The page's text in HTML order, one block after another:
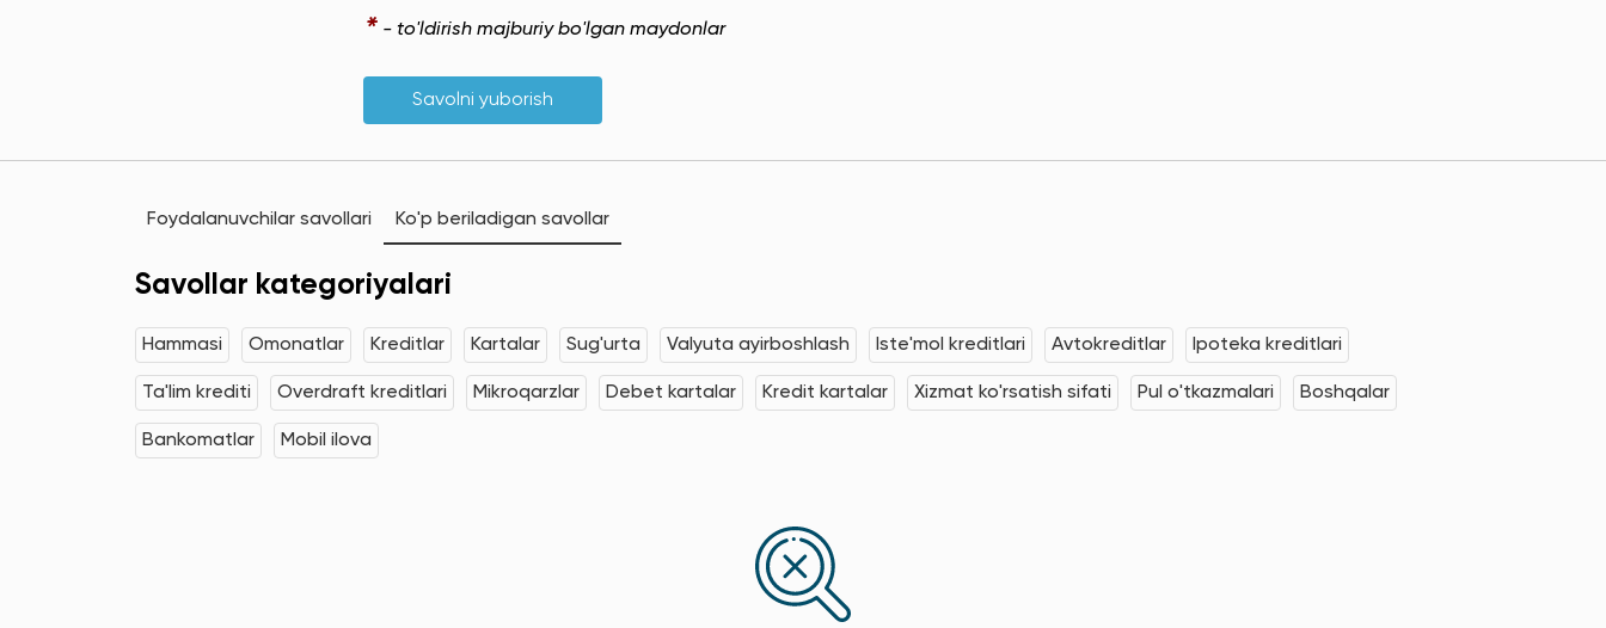
* - to'ldirish majburiy bo'lgan maydonlar
Savolni yuborish
Foydalanuvchilar savollari Ko'p beriladigan savollar
Savollar kategoriyalari
Hammasi Omonatlar Kreditlar Kartalar Sug'urta Valyuta ayirboshlash Iste'mol kreditlari Avtokreditlar Ipoteka kreditlari
Ta'lim krediti Overdraft kreditlari Mikroqarzlar Debet kartalar Kredit kartalar Xizmat ko'rsatish sifati Pul o'tkazmalari Boshqalar
Bankomatlar Mobil ilova